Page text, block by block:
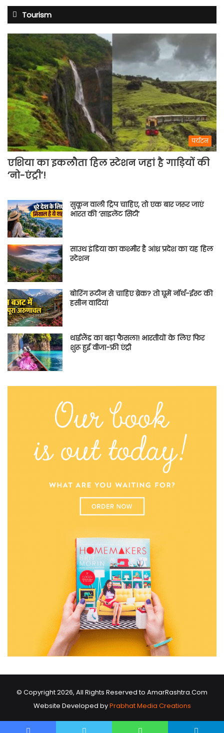
Tourism
पर्यटन
एशिया का इकलौता हिल स्टेशन जहां है गाड़ियों की
‘नो-एंट्री’!
सुकून वाली ट्रिप चाहिए, तो एक बार जरूर जाएं
भारत की ‘साइलेंट सिटी’
साउथ इंडिया का कश्मीर है आंध्र प्रदेश का यह हिल
स्टेशन
बोरिंग रूटीन से चाहिए ब्रेक? तो घूमें नॉर्थ-ईस्ट की
हसीन वादियां
थाईलैंड का बड़ा फैसला! भारतीयों के लिए फिर
शुरू हुई वीजा-फ्री एंट्री
© Copyright 2026, All Rights Reserved to AmarRashtra.Com
Website Developed byPrabhat Media Creations